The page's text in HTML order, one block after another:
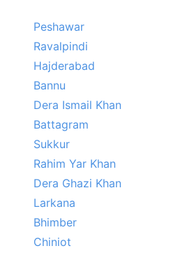
Peshawar
Ravalpindi
Hajderabad
Bannu
Dera Ismail Khan
Battagram
Sukkur
Rahim Yar Khan
Dera Ghazi Khan
Larkana
Bhimber
Chiniot